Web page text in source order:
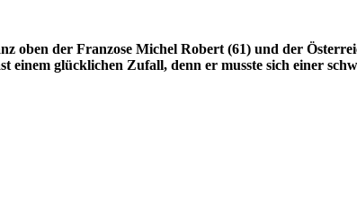
oben der Franzose Michel Robert (61) und der
glücklichen Zufall, denn er musste sich einer